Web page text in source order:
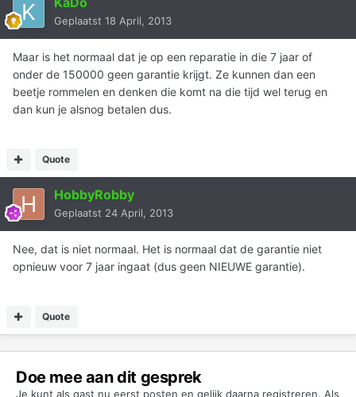
Geplaatst 18 April, 2013
Maar is het normaal dat je op een reparatie in die 7 jaar of
onder de 150000 geen garantie krijgt. Ze kunnen dan een
beetje rommelen en denken die komt na die tijd wel terug en
dan kun je alsnog betalen dus.
Quote
HobbyRobby
Geplaatst 24 April, 2013
Nee, dat is niet normaal. Het is normaal dat de garantie niet
opnieuw voor 7 jaar ingaat (dus geen NIEUWE garantie).
Quote
Doe mee aan dit gesprek
Je kunt als gast nu eerst posten en gelijk daarna registreren. Als